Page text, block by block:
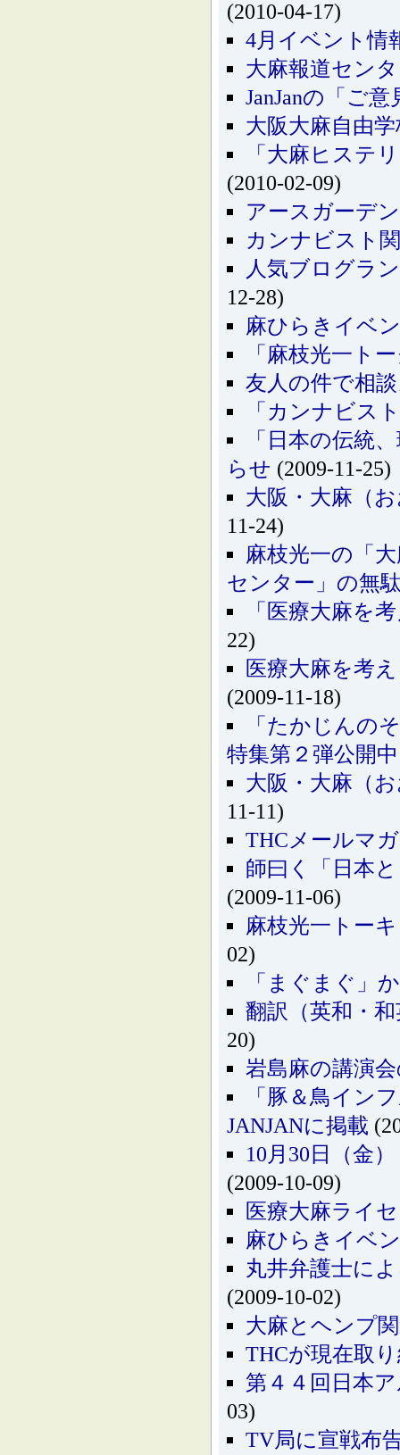
(2010-04-17)
4月イベント
大麻報道セン
JanJanの「ご
大阪大麻自由
「大麻ヒステ
(2010-02-09)
アースガーデ
カンナビスト
人気ブログラ
12-28)
麻ひらきイベ
「麻枝光一ト
友人の件で相
「カンナビス
「日本の伝統
らせ (2009-11-25)
大阪・大麻（
11-24)
麻枝光一の「
センター」の無
「医療大麻を
22)
医療大麻を考
(2009-11-18)
「たかじんの
特集第２弾公開中
大阪・大麻（
11-11)
THCメールマ
師曰く「日本
(2009-11-06)
麻枝光一トー
02)
「まぐまぐ」
翻訳（英和・
20)
岩島麻の講演
「豚＆鳥イン
JANJANに掲載
10月30日（金
(2009-10-09)
医療大麻ライ
麻ひらきイベ
丸井弁護士に
(2009-10-02)
大麻とヘンプ
THCが現在取
第４４回日本
03)
TV局に宣戦布